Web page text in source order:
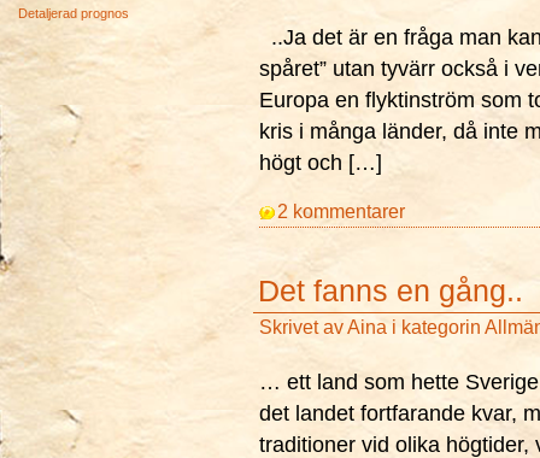
Detaljerad prognos
..Ja det är en fråga man
spåret” utan tyvärr också i
Europa en flyktinström som
kris i många länder, då inte
högt och […]
2 kommentarer
Det fanns en gång..
Skrivet avAinai kategorin
… ett land som hette
det landet fortfarande kvar,
traditioner vid olika högtider,